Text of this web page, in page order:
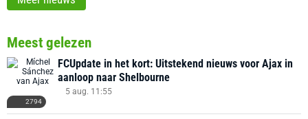
Meest gelezen
2794
FCUpdate in het kort: Uitstekend nieuws voor Ajax in
aanloop naar Shelbourne
5 aug. 11:55